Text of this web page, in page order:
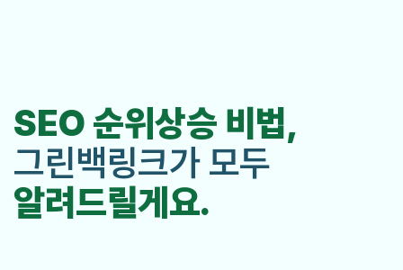
SEO 순위상승 비법,
그린백링크가 모두
알려드릴게요.